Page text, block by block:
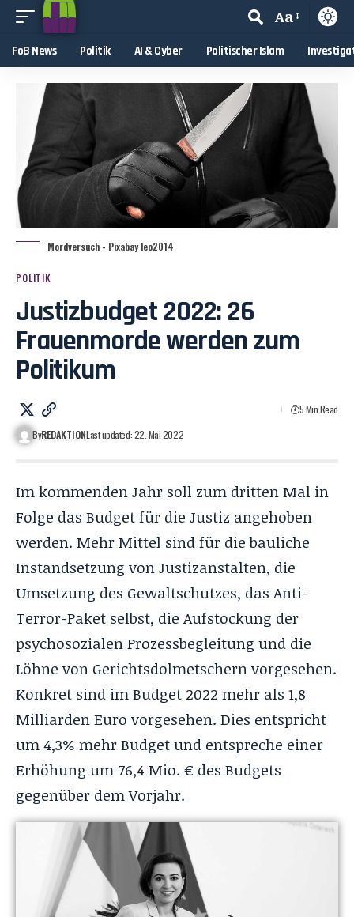
Aa
FoB News Politik AI & Cyber Politischer Islam
Mordversuch - Pixabay leo2014
POLITIK
Justizbudget 2022: 26
Frauenmorde werden zum
Politikum
ByREDAKTIONLast updated: 22. Mai 2022
5 Min Read
Im kommenden Jahr soll zum dritten Mal in
Folge das Budget für die Justiz angehoben
werden. Mehr Mittel sind für die bauliche
Instandsetzung von Justizanstalten, die
Umsetzung des Gewaltschutzes, das Anti-
Terror-Paket selbst, die Aufstockung der
psychosozialen Prozessbegleitung und die
Löhne von Gerichtsdolmetschern vorgesehen.
Konkret sind imBudget 2022 mehr als 1,8
Milliarden Euro vorgesehen. Dies entspricht
um 4,3% mehr Budget und entspreche einer
Erhöhung um 76,4 Mio. € des Budgets
gegenüber dem Vorjahr.